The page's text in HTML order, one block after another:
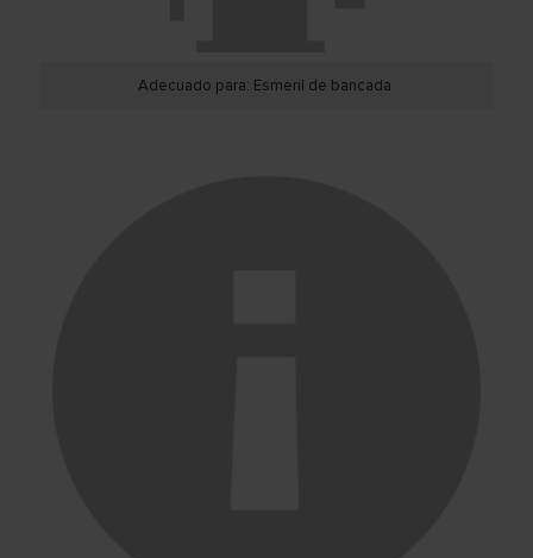
Adecuado para: Esmeril de bancada